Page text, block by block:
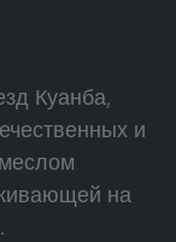
Куанба,
и
на